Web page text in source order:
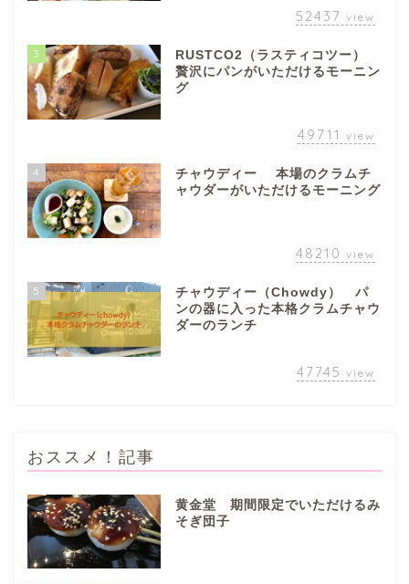
52437 view
3
RUSTCO2（ラスティコツー）
贅沢にパンがいただけるモーニン
グ
49711 view
4
チャウディー 本場のクラムチ
ャウダーがいただけるモーニング
48210 view
5
チャウディー（Chowdy） パ
ンの器に入った本格クラムチャウ
ダーのランチ
47745 view
おススメ！記事
黄金堂 期間限定でいただけるみ
そぎ団子